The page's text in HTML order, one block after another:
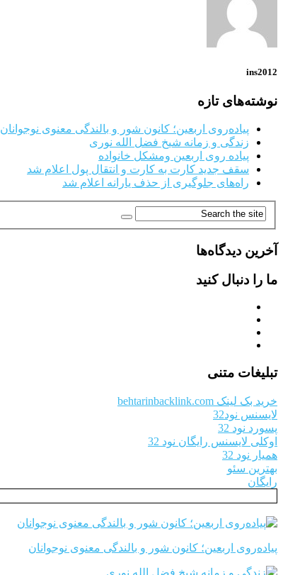
ins2012
نوشته‌های تازه
پیاده‌روی اربعین؛ کانون شور و بالندگی معنوی نوجوانان
زندگی و زمانه شیخ فضل الله نوری
پیاده روی اربعین ومشکل خانواده
سقف جدید کارت به کارت و انتقال پول اعلام شد
راه‌های جلوگیری از حذف یارانه اعلام شد
آخرین دیدگاه‌ها
ما را دنبال کنید
تبلیغات متنی
خرید بک لینک behtarinbacklink.com
لایسنس نود32
پسورد نود 32
اوکلی لایسنس رایگان نود 32
همیار نود 32
بهترین سئو
رایگان
پیاده‌روی اربعین؛ کانون شور و بالندگی معنوی نوجوانان